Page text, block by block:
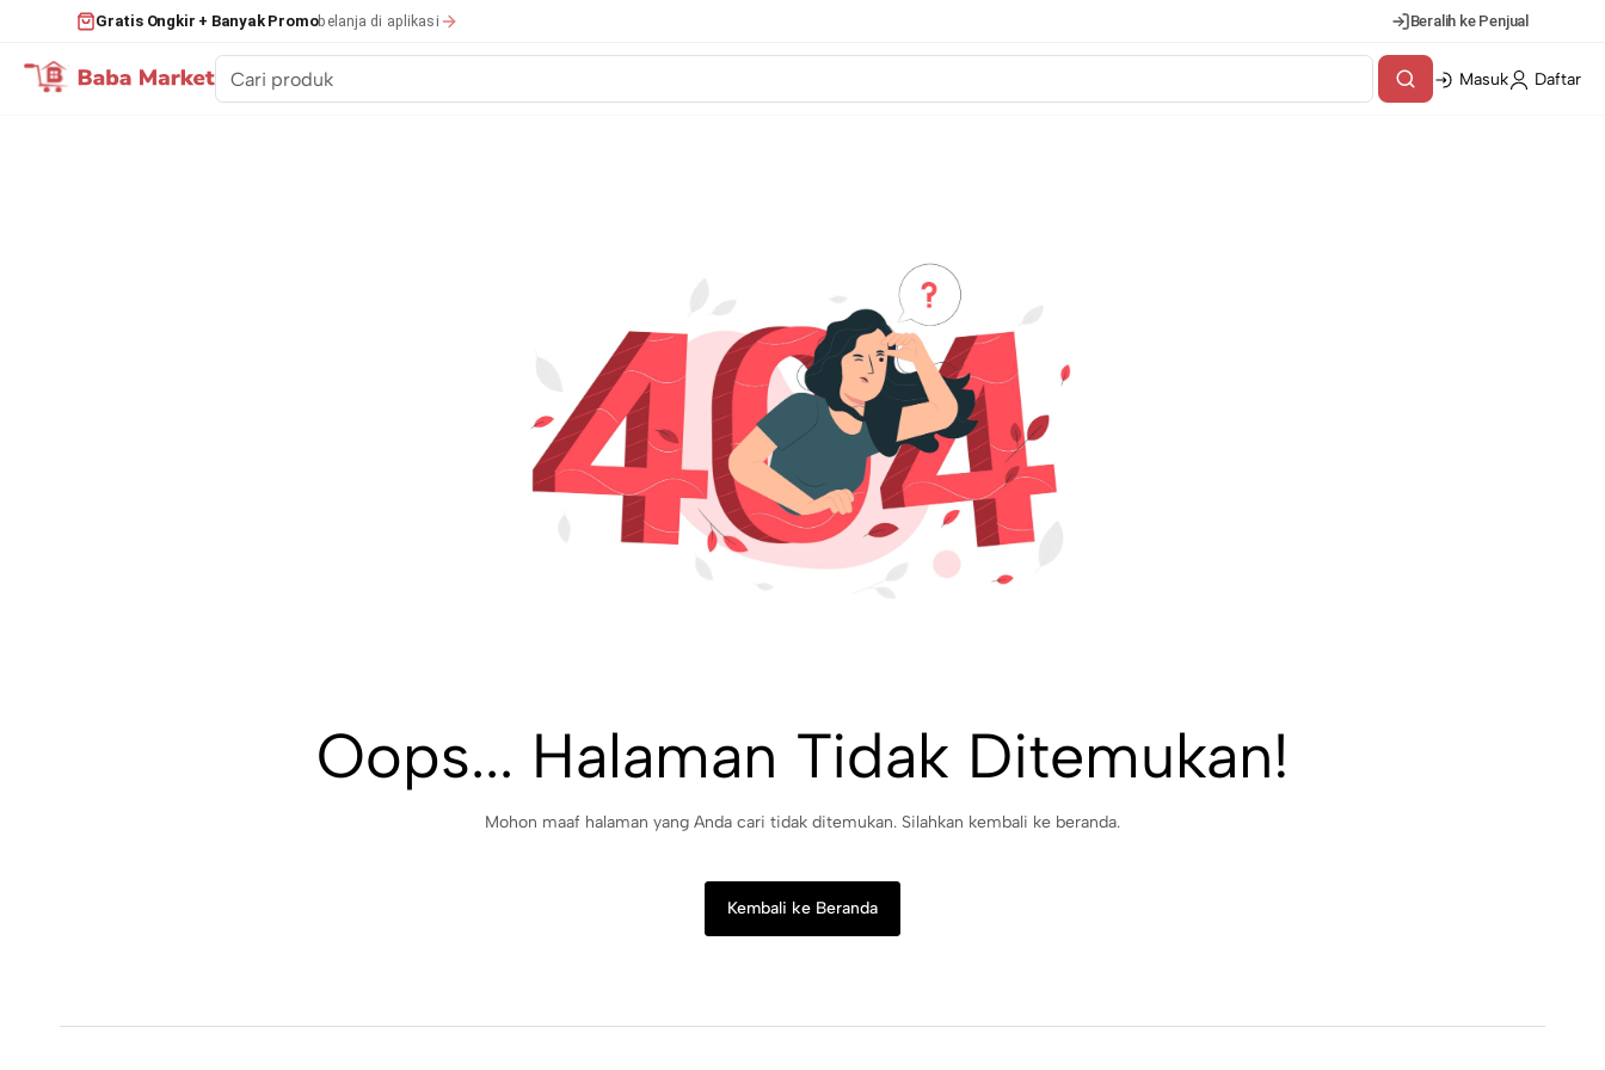
Gratis Ongkir + Banyak Promobelanja di aplikasi Beralih ke Penjual
Masuk Daftar
Oops... Halaman Tidak Ditemukan!
Mohon maaf halaman yang Anda cari tidak ditemukan. Silahkan kembali ke beranda.
Kembali ke Beranda